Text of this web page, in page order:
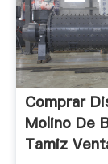
Comprar
Molino De
Tamiz